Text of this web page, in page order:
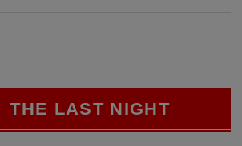
THE LAST NIGHT